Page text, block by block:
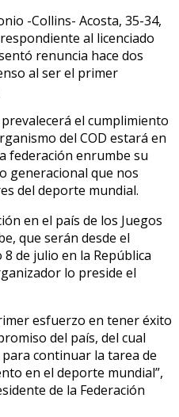
-Collins- Acosta, 35-34,
al licenciado
renuncia hace dos
al ser el primer
el cumplimiento
del COD estará en
federación enrumbe su
generacional que nos
del deporte mundial.
en el país de los Juegos
que serán desde el
de julio en la República
lo preside el
esfuerzo en tener éxito
del país, del cual
continuar la tarea de
en el deporte mundial”,
de la Federación